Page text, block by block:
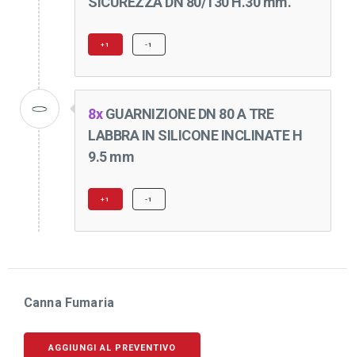
+1 -1
8xGUARNIZIONE DN 80 A TRE
LABBRA IN SILICONE INCLINATE H
9.5 mm
+1 -1
Canna Fumaria
AGGIUNGI AL PREVENTIVO